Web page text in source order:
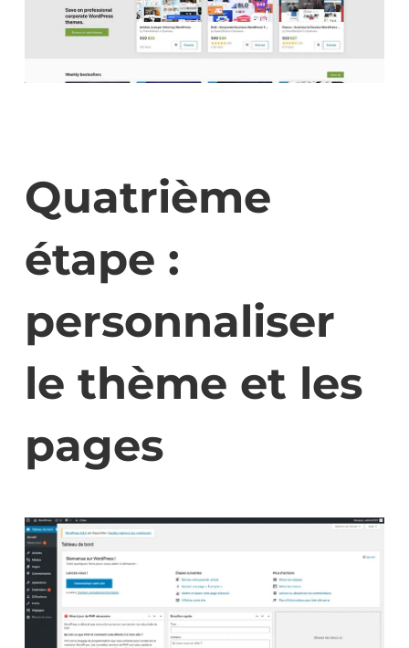
Quatrième
étape :
personnaliser
le thème et les
pages